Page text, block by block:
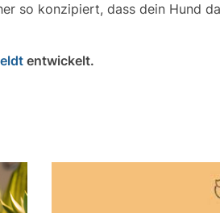
so konzipiert, dass dein Hund
entwickelt.